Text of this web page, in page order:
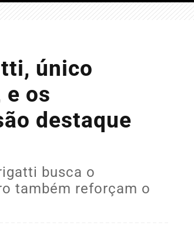
único
e os
destaque
busca o
também reforçam o